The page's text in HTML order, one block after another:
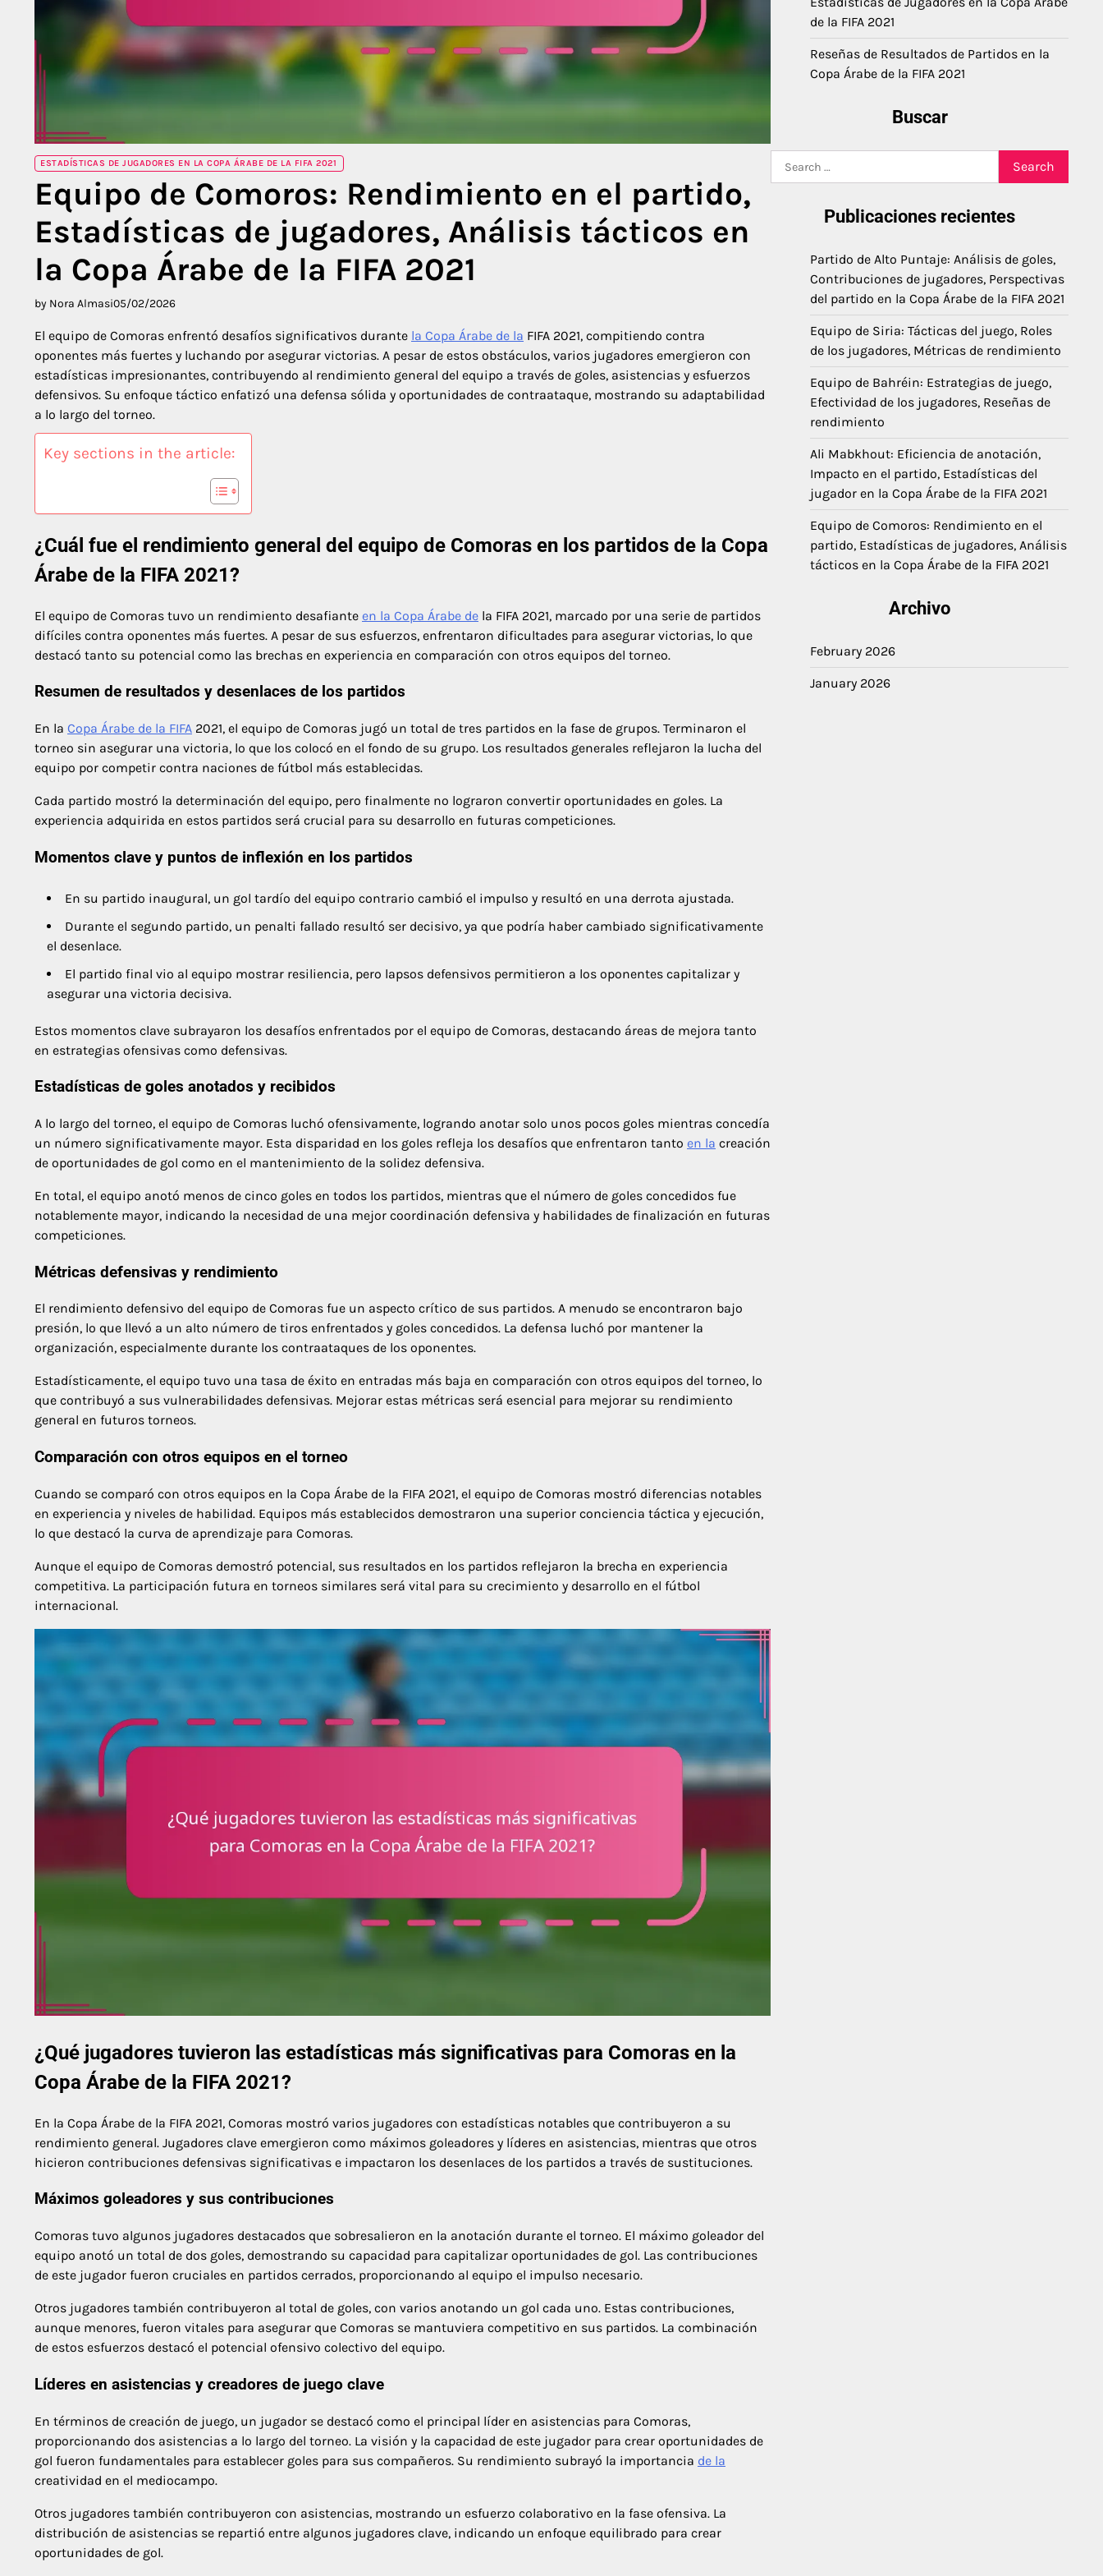
ESTADÍSTICAS DE JUGADORES EN LA COPA ÁRABE DE LA FIFA 2021
Equipo de Comoros: Rendimiento en el partido,
Estadísticas de jugadores, Análisis tácticos en
la Copa Árabe de la FIFA 2021
by Nora Almasi05/02/2026
El equipo de Comoras enfrentó desafíos significativos durante la Copa Árabe de la FIFA 2021, compitiendo contra
oponentes más fuertes y luchando por asegurar victorias. A pesar de estos obstáculos, varios jugadores emergieron con
estadísticas impresionantes, contribuyendo al rendimiento general del equipo a través de goles, asistencias y esfuerzos
defensivos. Su enfoque táctico enfatizó una defensa sólida y oportunidades de contraataque, mostrando su adaptabilidad
a lo largo del torneo.
Key sections in the article:
¿Cuál fue el rendimiento general del equipo de Comoras en los partidos de la Copa
Árabe de la FIFA 2021?
El equipo de Comoras tuvo un rendimiento desafiante en la Copa Árabe de la FIFA 2021, marcado por una serie de partidos
difíciles contra oponentes más fuertes. A pesar de sus esfuerzos, enfrentaron dificultades para asegurar victorias, lo que
destacó tanto su potencial como las brechas en experiencia en comparación con otros equipos del torneo.
Resumen de resultados y desenlaces de los partidos
En la Copa Árabe de la FIFA 2021, el equipo de Comoras jugó un total de tres partidos en la fase de grupos. Terminaron el
torneo sin asegurar una victoria, lo que los colocó en el fondo de su grupo. Los resultados generales reflejaron la lucha del
equipo por competir contra naciones de fútbol más establecidas.
Cada partido mostró la determinación del equipo, pero finalmente no lograron convertir oportunidades en goles. La
experiencia adquirida en estos partidos será crucial para su desarrollo en futuras competiciones.
Momentos clave y puntos de inflexión en los partidos
En su partido inaugural, un gol tardío del equipo contrario cambió el impulso y resultó en una derrota ajustada.
Durante el segundo partido, un penalti fallado resultó ser decisivo, ya que podría haber cambiado significativamente
el desenlace.
El partido final vio al equipo mostrar resiliencia, pero lapsos defensivos permitieron a los oponentes capitalizar y
asegurar una victoria decisiva.
Estos momentos clave subrayaron los desafíos enfrentados por el equipo de Comoras, destacando áreas de mejora tanto
en estrategias ofensivas como defensivas.
Estadísticas de goles anotados y recibidos
A lo largo del torneo, el equipo de Comoras luchó ofensivamente, logrando anotar solo unos pocos goles mientras concedía
un número significativamente mayor. Esta disparidad en los goles refleja los desafíos que enfrentaron tanto en la creación
de oportunidades de gol como en el mantenimiento de la solidez defensiva.
En total, el equipo anotó menos de cinco goles en todos los partidos, mientras que el número de goles concedidos fue
notablemente mayor, indicando la necesidad de una mejor coordinación defensiva y habilidades de finalización en futuras
competiciones.
Métricas defensivas y rendimiento
El rendimiento defensivo del equipo de Comoras fue un aspecto crítico de sus partidos. A menudo se encontraron bajo
presión, lo que llevó a un alto número de tiros enfrentados y goles concedidos. La defensa luchó por mantener la
organización, especialmente durante los contraataques de los oponentes.
Estadísticamente, el equipo tuvo una tasa de éxito en entradas más baja en comparación con otros equipos del torneo, lo
que contribuyó a sus vulnerabilidades defensivas. Mejorar estas métricas será esencial para mejorar su rendimiento
general en futuros torneos.
Comparación con otros equipos en el torneo
Cuando se comparó con otros equipos en la Copa Árabe de la FIFA 2021, el equipo de Comoras mostró diferencias notables
en experiencia y niveles de habilidad. Equipos más establecidos demostraron una superior conciencia táctica y ejecución,
lo que destacó la curva de aprendizaje para Comoras.
Aunque el equipo de Comoras demostró potencial, sus resultados en los partidos reflejaron la brecha en experiencia
competitiva. La participación futura en torneos similares será vital para su crecimiento y desarrollo en el fútbol
internacional.
¿Qué jugadores tuvieron las estadísticas más significativas para Comoras en la
Copa Árabe de la FIFA 2021?
En la Copa Árabe de la FIFA 2021, Comoras mostró varios jugadores con estadísticas notables que contribuyeron a su
rendimiento general. Jugadores clave emergieron como máximos goleadores y líderes en asistencias, mientras que otros
hicieron contribuciones defensivas significativas e impactaron los desenlaces de los partidos a través de sustituciones.
Máximos goleadores y sus contribuciones
Comoras tuvo algunos jugadores destacados que sobresalieron en la anotación durante el torneo. El máximo goleador del
equipo anotó un total de dos goles, demostrando su capacidad para capitalizar oportunidades de gol. Las contribuciones
de este jugador fueron cruciales en partidos cerrados, proporcionando al equipo el impulso necesario.
Otros jugadores también contribuyeron al total de goles, con varios anotando un gol cada uno. Estas contribuciones,
aunque menores, fueron vitales para asegurar que Comoras se mantuviera competitivo en sus partidos. La combinación
de estos esfuerzos destacó el potencial ofensivo colectivo del equipo.
Líderes en asistencias y creadores de juego clave
En términos de creación de juego, un jugador se destacó como el principal líder en asistencias para Comoras,
proporcionando dos asistencias a lo largo del torneo. La visión y la capacidad de este jugador para crear oportunidades de
gol fueron fundamentales para establecer goles para sus compañeros. Su rendimiento subrayó la importancia de la
creatividad en el mediocampo.
Otros jugadores también contribuyeron con asistencias, mostrando un esfuerzo colaborativo en la fase ofensiva. La
distribución de asistencias se repartió entre algunos jugadores clave, indicando un enfoque equilibrado para crear
oportunidades de gol.
de la FIFA 2021
Reseñas de Resultados de Partidos en la
Copa Árabe de la FIFA 2021
Buscar
for:
Publicaciones recientes
Partido de Alto Puntaje: Análisis de goles,
Contribuciones de jugadores, Perspectivas
del partido en la Copa Árabe de la FIFA 2021
Equipo de Siria: Tácticas del juego, Roles
de los jugadores, Métricas de rendimiento
Equipo de Bahréin: Estrategias de juego,
Efectividad de los jugadores, Reseñas de
rendimiento
Ali Mabkhout: Eficiencia de anotación,
Impacto en el partido, Estadísticas del
jugador en la Copa Árabe de la FIFA 2021
Equipo de Comoros: Rendimiento en el
partido, Estadísticas de jugadores, Análisis
tácticos en la Copa Árabe de la FIFA 2021
Archivo
February 2026
January 2026